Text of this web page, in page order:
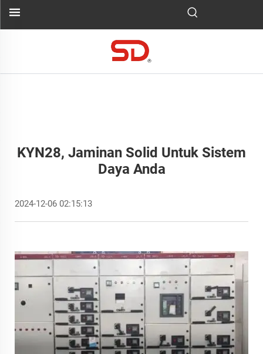
KYN28, Jaminan Solid Untuk Sistem
Daya Anda
2024-12-06 02:15:13